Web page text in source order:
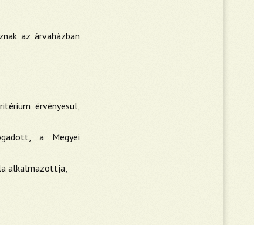
az árvaházban
érvényesül,
a Megyei
alkalmazottja,